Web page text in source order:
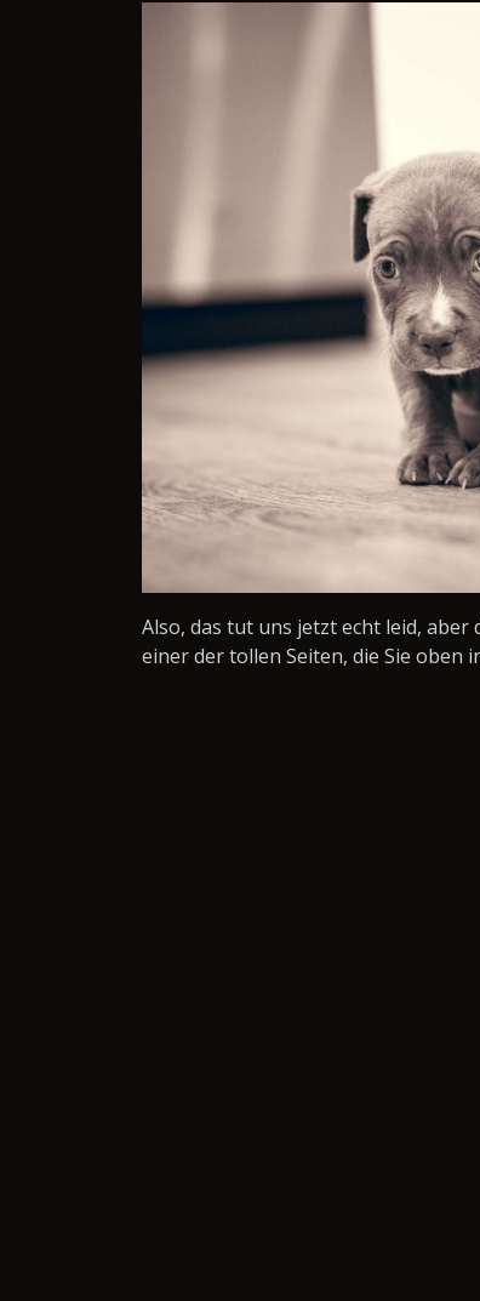
Also, das tut uns jetzt echt leid, aber
einer der tollen Seiten, die Sie oben